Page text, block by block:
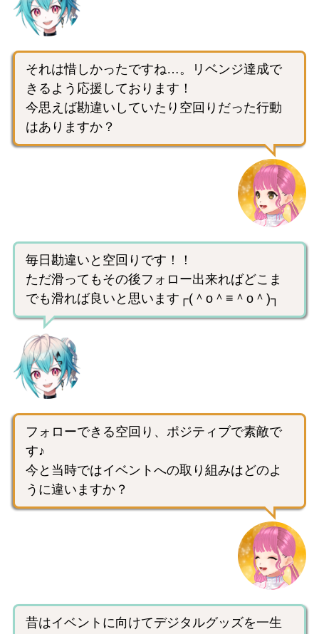
それは惜しかったですね…。リベンジ達成で
きるよう応援しております！
今思えば勘違いしていたり空回りだった行動
はありますか？
毎日勘違いと空回りです！！
ただ滑ってもその後フォロー出来ればどこま
でも滑れば良いと思います┌(＾o＾≡＾o＾)┐
フォローできる空回り、ポジティブで素敵で
す♪
今と当時ではイベントへの取り組みはどのよ
うに違いますか？
昔はイベントに向けてデジタルグッズを一生